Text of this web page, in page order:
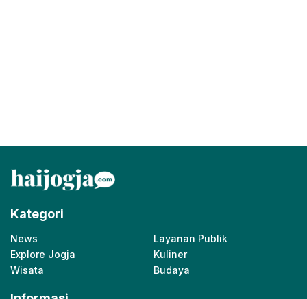
Kategori
News
Layanan Publik
Explore Jogja
Kuliner
Wisata
Budaya